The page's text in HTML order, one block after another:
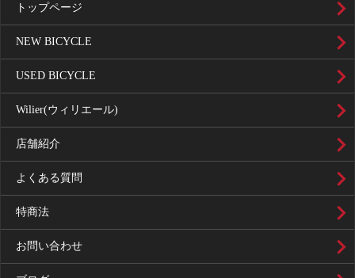
トップページ
NEW BICYCLE
USED BICYCLE
Wilier(ウィリエール)
店舗紹介
よくある質問
特商法
お問い合わせ